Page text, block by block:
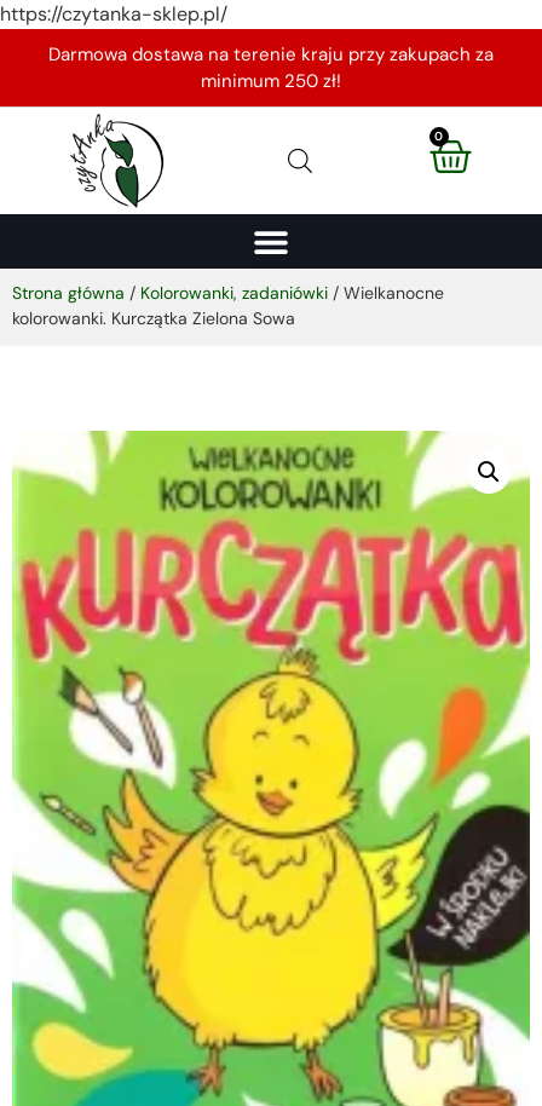
https://czytanka-sklep.pl/
Darmowa dostawa na terenie kraju przy zakupach za
minimum 250 zł!
0
Strona główna / Kolorowanki, zadaniówki / Wielkanocne
kolorowanki. Kurczątka Zielona Sowa